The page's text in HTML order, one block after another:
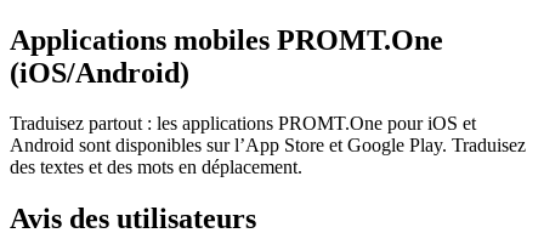
Applications mobiles PROMT.One
(iOS/Android)
Traduisez partout : les applications PROMT.One pour iOS et
Android sont disponibles sur l’App Store et Google Play. Traduisez
des textes et des mots en déplacement.
Avis des utilisateurs